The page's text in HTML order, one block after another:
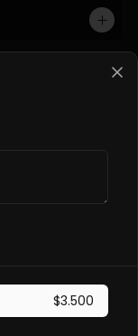
con atun
y toques
cubierto con
acevichada y
Camaron furay,
$3.500